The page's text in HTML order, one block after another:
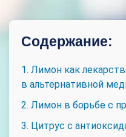
Содержание:
1. Лимон как
в альтернативной
2. Лимон в борьбе с
3. Цитрус с